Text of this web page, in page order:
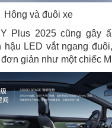
Hông và đuôi xe
Plus 2025 cũng gây
LED vắt ngang
giản như một chiếc